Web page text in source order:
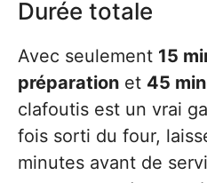
Durée totale
Avec seulement 15
préparation et 45
clafoutis est un vrai
fois sorti du four,
minutes avant de